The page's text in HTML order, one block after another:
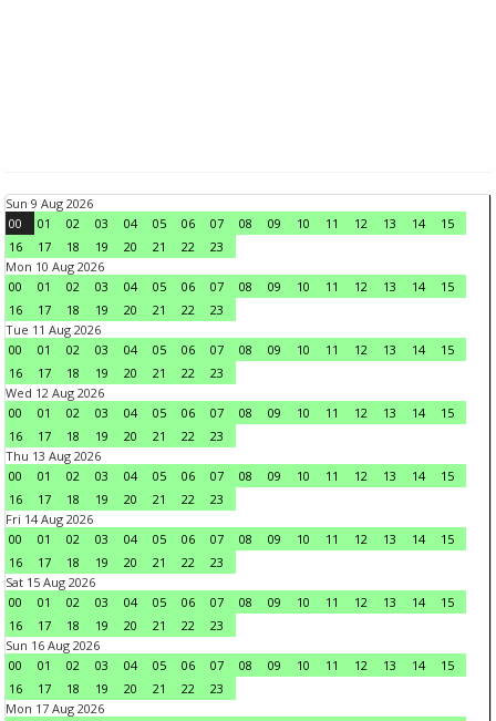
Sun 9 Aug 2026
00
01 02 03 04 05 06 07 08 09 10 11 12 13 14
15
16
17 18 19 20 21 22
23
Mon 10 Aug 2026
00
01 02 03 04 05 06 07 08 09 10 11 12 13 14
15
16
17 18 19 20 21 22
23
Tue 11 Aug 2026
00
01 02 03 04 05 06 07 08 09 10 11 12 13 14
15
16
17 18 19 20 21 22
23
Wed 12 Aug 2026
00
01 02 03 04 05 06 07 08 09 10 11 12 13 14
15
16
17 18 19 20 21 22
23
Thu 13 Aug 2026
00
01 02 03 04 05 06 07 08 09 10 11 12 13 14
15
16
17 18 19 20 21 22
23
Fri 14 Aug 2026
00
01 02 03 04 05 06 07 08 09 10 11 12 13 14
15
16
17 18 19 20 21 22
23
Sat 15 Aug 2026
00
01 02 03 04 05 06 07 08 09 10 11 12 13 14
15
16
17 18 19 20 21 22
23
Sun 16 Aug 2026
00
01 02 03 04 05 06 07 08 09 10 11 12 13 14
15
16
17 18 19 20 21 22
23
Mon 17 Aug 2026